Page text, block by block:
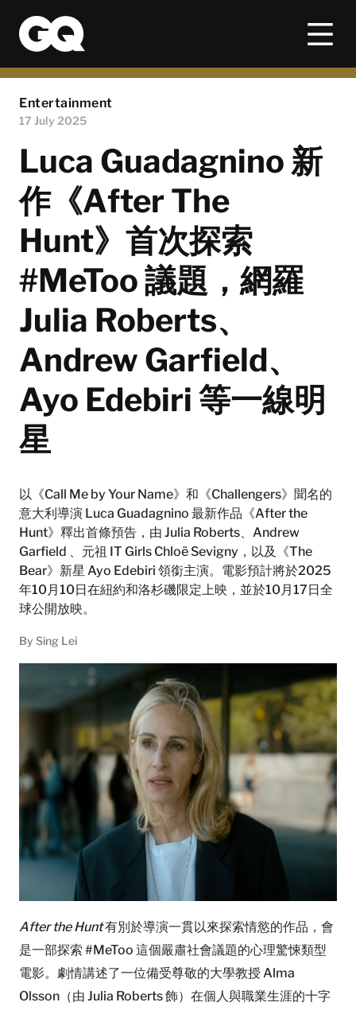
Entertainment
17 July 2025
Luca Guadagnino 新
作《After The
Hunt》首次探索
#MeToo 議題，網羅
Julia Roberts、
Andrew Garfield、
Ayo Edebiri 等一線明
星
以《Call Me by Your Name》和《Challengers》聞名的
意大利導演 Luca Guadagnino 最新作品《After the
Hunt》釋出首條預告，由 Julia Roberts、Andrew
Garfield 、元祖 IT Girls Chloë Sevigny，以及《The
Bear》新星 Ayo Edebiri 領銜主演。電影預計將於2025
年10月10日在紐約和洛杉磯限定上映，並於10月17日全
球公開放映。
By Sing Lei
After the Hunt有別於導演一貫以來探索情慾的作品，會
是一部探索 #MeToo 這個嚴肅社會議題的心理驚悚類型
電影。劇情講述了一位備受尊敬的大學教授 Alma
Olsson（由 Julia Roberts 飾）在個人與職業生涯的十字